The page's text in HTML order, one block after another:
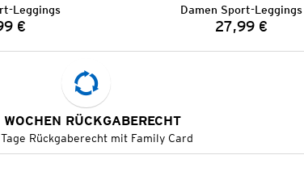
Leggings
€
Damen Sport-Leggings
Preis:
27,99 €
RÜCKGABERECHT
Rückgaberecht mit Family Card